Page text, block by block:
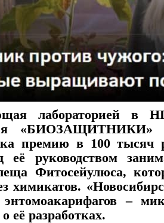
лабораторией в
«БИОЗАЩИТНИКИ»
премию в 100 тысяч
её руководством
Фитосейулюса,
химикатов.
энтомоакарифагов –
её разработках.